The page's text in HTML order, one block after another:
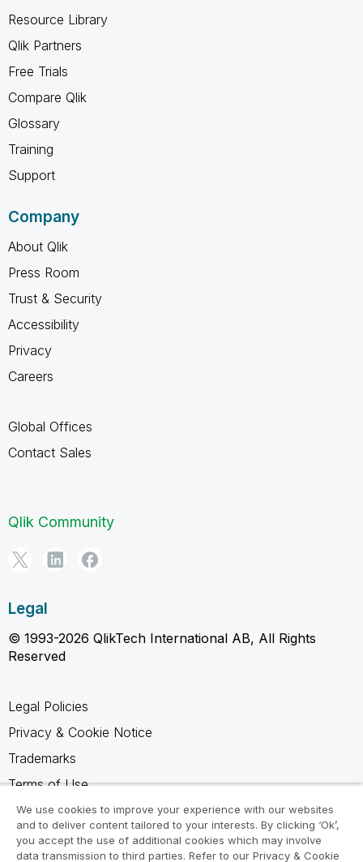
Resource Library
Qlik Partners
Free Trials
Compare Qlik
Glossary
Training
Support
Company
About Qlik
Press Room
Trust & Security
Accessibility
Privacy
Careers
Global Offices
Contact Sales
Qlik Community
Legal
© 1993-2026 QlikTech International AB, All Rights
Reserved
Legal Policies
Privacy & Cookie Notice
Trademarks
Terms of Use
Legal Agreements
Product Terms
We use cookies to improve your experience with our websites
and to deliver content tailored to your interests. By clicking ‘Ok’,
you accept the use of additional cookies which may involve
data transmission to third parties. Refer to our Privacy & Cookie